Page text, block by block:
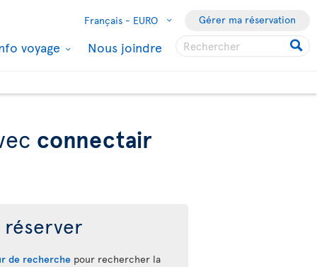
Français - EURO Gérer ma réservation
voyage Nous joindre
connectair
de recherchepour rechercher la